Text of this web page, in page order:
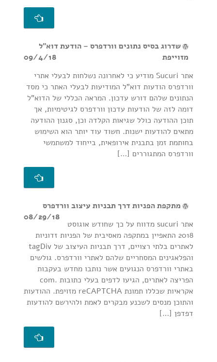
שדרוג בסיס נתונים וורדפרס – הודעת דוא"ל
מזוייפת
09/4/18
אתר Sucuri מודיע כי לאחרונה נשלחות לבעלי אתרי
וורדפרס הודעות דוא"ל המודיעות לבעלי האתר כי מסד
הנתונים שלהם דורש עדכון. המראה הכללי של הדוא"ל
דומה לזה של הודעות עדכון וורדפרס לגיטימיות, אך
תוכן ההודעה כולל שגיאות הקלדה וכן, סגנון ההודעה
מתאים להודעות ישנות. חשוד עוד יותר הוא השימוש
בחותמת זמן בתבנית אירופאית, בייחוד למשתמשי
וורדפרס המתגוררים […]
מתקפת הפניות דרך תבניות עיצוב וורדפרס
08/29/18
אתר sucuri מדווח על כך שחודש אוגוסט
2018 התאפיין במתקפה מאסיבית של הפניות זדוניות
לאתרים בלתי רצויים, דרך תבניות העיצוב של tagDiv
והפלאגינים המסחריים שלהם לאתרי וורדפרס. גולשים
באתרי וורדפרס הנגועים אשר נותבו מחדש בעקבות
הפריצה לאתרים, הגיעו לדפים בעלי כתובות .com
אקראיות שכללו תמונת reCAPTCHA מזויפת. ההודעות
והתוכן מנסים לשכנע מבקרים לאמת ולהירשם להודעות
דפדפן […]